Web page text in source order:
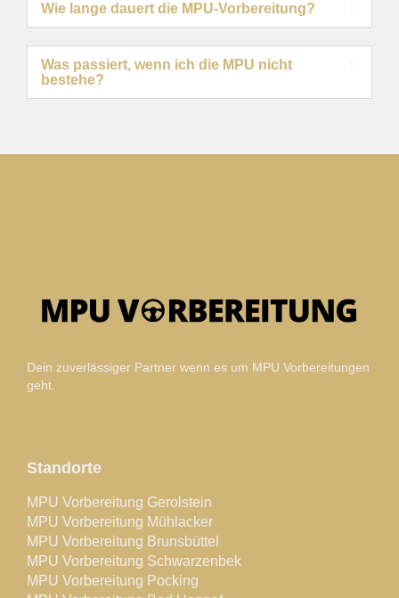
Wie lange dauert die MPU-Vorbereitung?
Was passiert, wenn ich die MPU nicht
bestehe?
Dein zuverlässiger Partner wenn es um MPU Vorbereitungen
geht.
Standorte
MPU Vorbereitung Gerolstein
MPU Vorbereitung Mühlacker
MPU Vorbereitung Brunsbüttel
MPU Vorbereitung Schwarzenbek
MPU Vorbereitung Pocking